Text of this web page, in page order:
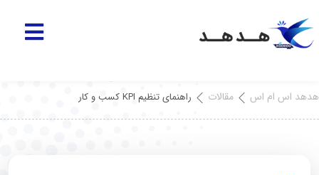
هدهد اس ام اس مقالات راهنمای تنظیم KPI کسب و کار